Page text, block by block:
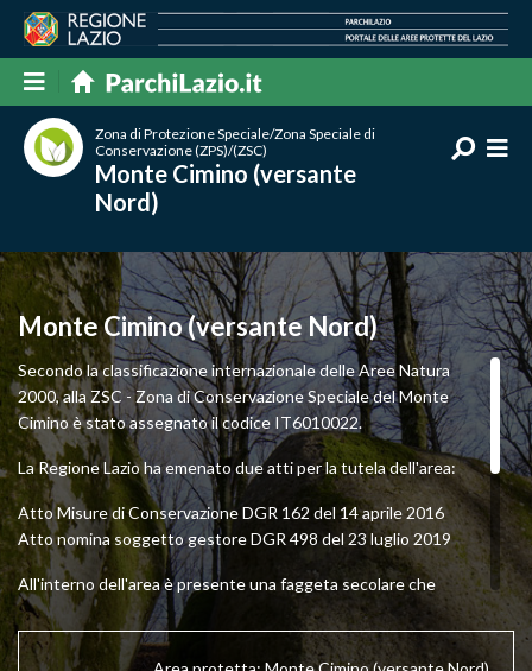
Zona di Protezione Speciale/Zona Speciale di
Conservazione (ZPS)/(ZSC)
Monte Cimino (versante
Nord)
Monte Cimino (versante Nord)
Secondo la classificazione internazionale delle Aree Natura
2000, alla ZSC - Zona di Conservazione Speciale del Monte
Cimino è stato assegnato il codice IT6010022.
La Regione Lazio ha emenato due atti per la tutela dell'area:
Atto Misure di Conservazione DGR 162 del 14 aprile 2016
Atto nomina soggetto gestore DGR 498 del 23 luglio 2019
All'interno dell'area è presente una faggeta secolare che
rientra tra il patrimonio dell'UNESCO. È una zona di
eccezionale valore paesaggistico, ambientale e storico.
Alcuni sentieri marcati dalla Sezione di Viterbo del CAI - Club